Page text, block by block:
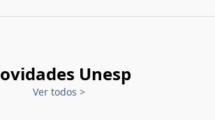
Unesp
Ver todos >